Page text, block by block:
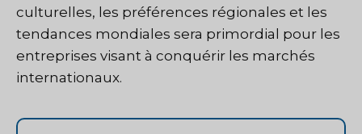
culturelles, les préférences régionales et les
tendances mondiales sera primordial pour les
entreprises visant à conquérir les marchés
internationaux.